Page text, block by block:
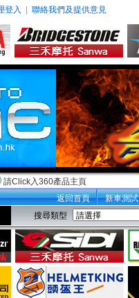
登入 聯絡我們及提供意見
請Click入360產品主頁
返回首頁
新車測試
搜尋類型